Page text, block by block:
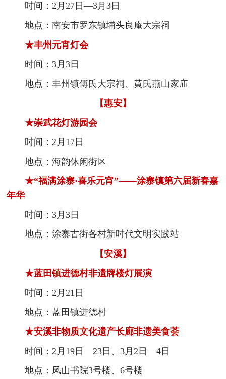
时间：2月27日—3月3日
地点：南安市罗东镇埔头良庵大宗祠
★丰州元宵灯会
时间：3月3日
地点：丰州镇傅氏大宗祠、黄氏燕山家庙
【惠安】
★崇武花灯游园会
时间：2月17日
地点：海韵休闲街区
★“福满涂寨·喜乐元宵”——涂寨镇第六届新春嘉
年华
时间：3月3日
地点：涂寨古街各村新时代文明实践站
【安溪】
★蓝田镇进德村非遗牌楼灯展演
时间：2月21日
地点：蓝田镇进德村
★安溪非物质文化遗产长廊非遗美食荟
时间：2月19日—23日、3月2日—4日
地点：凤山书院3号楼、6号楼